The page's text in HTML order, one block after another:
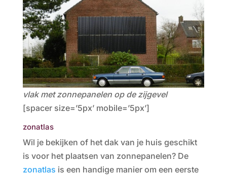
vlak met zonnepanelen op de zijgevel
[spacer size=’5px’ mobile=’5px’]
zonatlas
Wil je bekijken of het dak van je huis geschikt
is voor het plaatsen van zonnepanelen? De
zonatlas is een handige manier om een eerste